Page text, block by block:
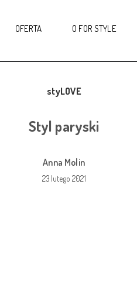
OFERTA O FOR STYLE
styLOVE
Styl paryski
Anna Molin
23 lutego 2021